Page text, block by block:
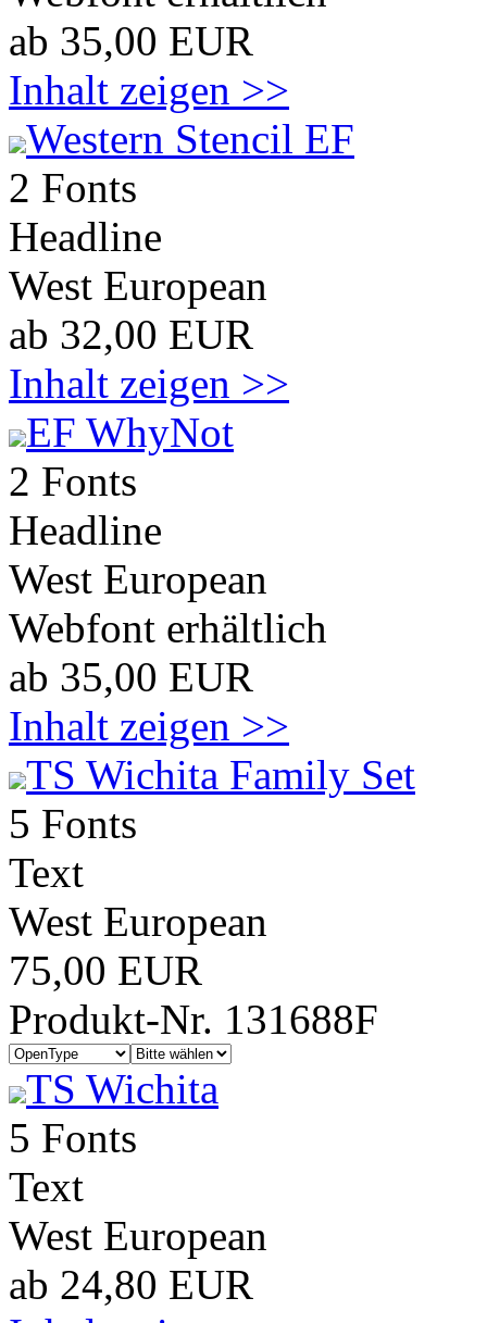
ab 35,00 EUR
Inhalt zeigen >>
Western Stencil EF
2 Fonts
Headline
West European
ab 32,00 EUR
Inhalt zeigen >>
EF WhyNot
2 Fonts
Headline
West European
Webfont erhältlich
ab 35,00 EUR
Inhalt zeigen >>
TS Wichita Family Set
5 Fonts
Text
West European
75,00 EUR
Produkt-Nr. 131688F
TS Wichita
5 Fonts
Text
West European
ab 24,80 EUR